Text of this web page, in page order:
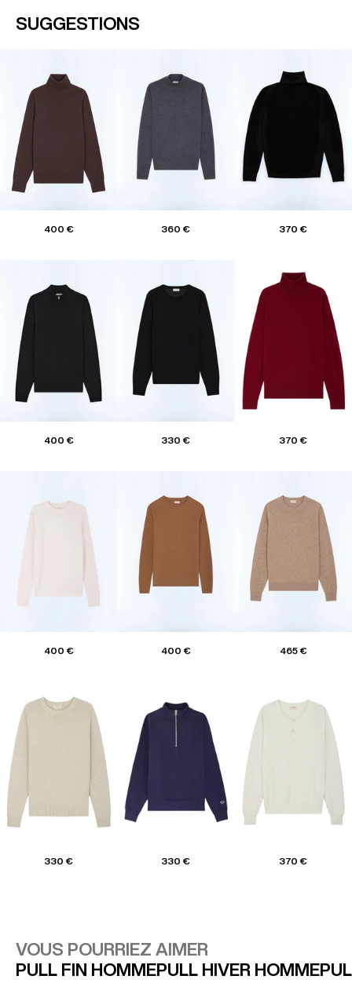
SUGGESTIONS
400 € 360 € 370 €
400 € 330 € 370 €
400 € 400 € 465 €
330 € 330 € 370 €
VOUS POURRIEZ AIMER
PULL FIN HOMMEPULL HIVER HOMME